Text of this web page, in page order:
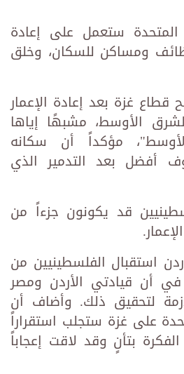
المتحدة ستعمل على إعادة
ومساكن للسكان، وخلق
غزة بعد إعادة الإعمار
الأوسط، مشبهًا إياها
مؤكداً أن سكانه
بعد التدمير الذي
قد يكونون جزءاً من
استقبال الفلسطينيين من
أن قيادتي الأردن ومصر
لتحقيق ذلك. وأضاف أن
على غزة ستجلب استقراراً
بتأنٍ وقد لاقت إعجاباً